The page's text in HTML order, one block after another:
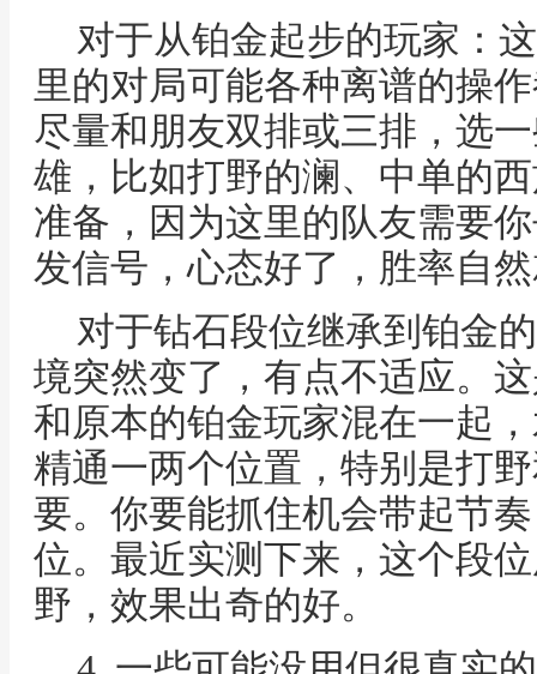
对于从铂金起步的玩家：
里的对局可能各种离谱的操
尽量和朋友双排或三排，选
雄，比如打野的澜、中单的
准备，因为这里的队友需要
发信号，心态好了，胜率自
对于钻石段位继承到铂金
境突然变了，有点不适应。
和原本的铂金玩家混在一起
精通一两个位置，特别是打
要。你要能抓住机会带起节
位。最近实测下来，这个段
野，效果出奇的好。